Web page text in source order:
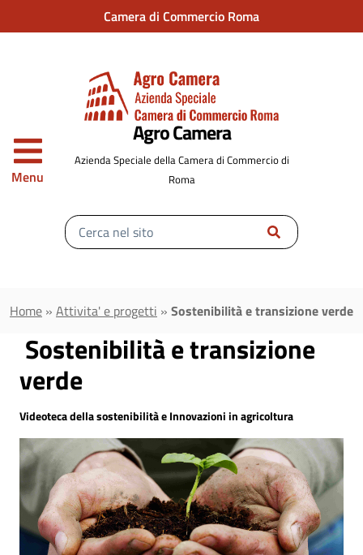
al contenuto principaleCamera di Commercio Roma
Menu
Agro Camera
Azienda Speciale della Camera di Commercio di
Roma
Inserisci
il
cercare
Home » Attivita' e progetti » Sostenibilità e transizione verde
Sostenibilità e transizione
verde
Videoteca della sostenibilità e Innovazioni in agricoltura